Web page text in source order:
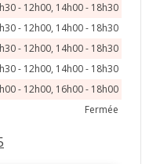
- 12h00, 14h00 - 18h30
- 12h00, 14h00 - 18h30
- 12h00, 14h00 - 18h30
- 12h00, 14h00 - 18h30
- 12h00, 16h00 - 18h00
Fermée